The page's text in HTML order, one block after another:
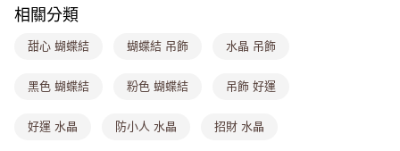
流程，驗證手機門號後，選擇欲分期的期數、繳款截止日，確認付款後即完
3.實際核准額度、可分期數及費用金額請依後續交易確認頁面所載為準。
法說明評估內容。
1.分期款項不併入電信帳單，「大哥付你分期」於每月結算日後寄送繳費提
運送方式
全家取貨付款
每筆NT$80，滿NT$699(含以上)免運費
相關分類
甜心 蝴蝶結 蝴蝶結 吊飾 水晶 吊飾
黑色 蝴蝶結 粉色 蝴蝶結 吊飾 好運
好運 水晶 防小人 水晶 招財 水晶